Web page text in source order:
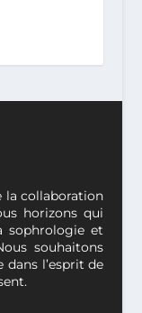
la collaboration
horizons qui
sophrologie et
souhaitons
l’esprit de